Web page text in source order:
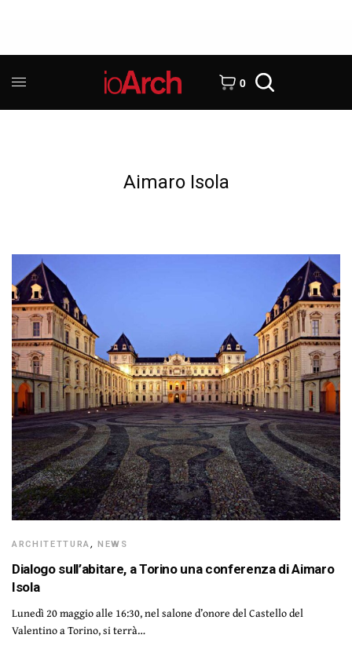
0
Aimaro Isola
ARCHITETTURA,NEWS
Dialogo sull’abitare, a Torino una conferenza di Aimaro
Isola
Lunedì 20 maggio alle 16:30, nel salone d’onore del Castello del
Valentino a Torino, si terrà…